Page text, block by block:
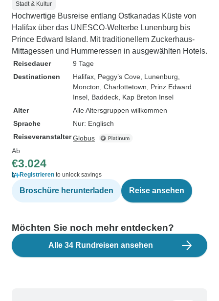
Stadt & Kultur
Hochwertige Busreise entlang Ostkanadas Küste von
Halifax über das UNESCO-Welterbe Lunenburg bis
Prince Edward Island. Mit traditionellem Zuckerhaus-
Mittagessen und Hummeressen in ausgewählten Hotels.
Reisedauer
9 Tage
Destinationen
Halifax , Peggy’s Cove , Lunenburg
Moncton , Charlottetown , Prinz Edward
Insel , Baddeck , Kap Breton Insel
Alter
Alle Altersgruppen willkommen
Sprache
Nur: Englisch
ReiseveranstalterGlobus
Ab
€3.024
Registrieren to unlock savings
Broschüre herunterladen Reise ansehen
Möchten Sie noch mehr entdecken?
Alle 34 Rundreisen ansehen